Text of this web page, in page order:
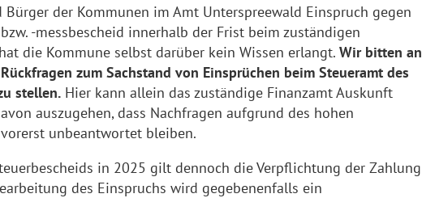
der Kommunen im Amt Unterspreewald Einspruch gegen
-messbescheid innerhalb der Frist beim zuständigen
die Kommune selbst darüber kein Wissen erlangt. Wir bitten an
zum Sachstand von Einsprüchen beim Steueramt des
stellen. Hier kann allein das zuständige Finanzamt Auskunft
auszugehen, dass Nachfragen aufgrund des hohen
unbeantwortet bleiben.
in 2025 gilt dennoch die Verpflichtung der Zahlung
des Einspruchs wird gegebenenfalls ein